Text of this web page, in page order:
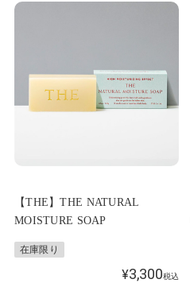
【THE】THE NATURAL
MOISTURE SOAP
在庫限り
¥3,300税込